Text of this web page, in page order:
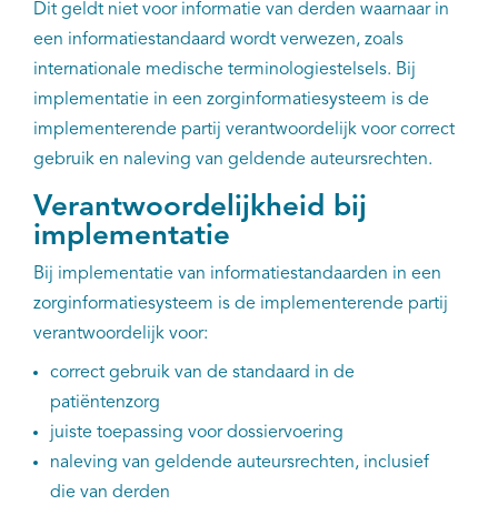
Dit geldt niet voor informatie van derden waarnaar in
een informatiestandaard wordt verwezen, zoals
internationale medische terminologiestelsels. Bij
implementatie in een zorginformatiesysteem is de
implementerende partij verantwoordelijk voor correct
gebruik en naleving van geldende auteursrechten.
Verantwoordelijkheid bij
implementatie
Bij implementatie van informatiestandaarden in een
zorginformatiesysteem is de implementerende partij
verantwoordelijk voor:
correct gebruik van de standaard in de
patiëntenzorg
juiste toepassing voor dossiervoering
naleving van geldende auteursrechten, inclusief
die van derden